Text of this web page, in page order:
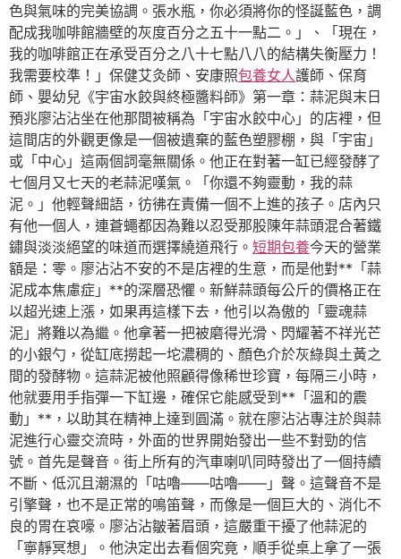
色與氣味的完美協調。張水瓶，你必須將你的怪誕藍色，調
配成我咖啡館牆壁的灰度百分之五十一點二。」、「現在，
我的咖啡館正在承受百分之八十七點八八的結構失衡壓力！
我需要校準！」保健艾灸師、安康照包養女人護師、保育
師、嬰幼兒《宇宙水餃與終極醬料師》第一章：蒜泥與末日
預兆廖沾沾坐在他那間被稱為「宇宙水餃中心」的店裡，但
這間店的外觀更像是一個被遺棄的藍色塑膠棚，與「宇宙」
或「中心」這兩個詞毫無關係。他正在對著一缸已經發酵了
七個月又七天的老蒜泥嘆氣。「你還不夠靈動，我的蒜
泥。」他輕聲細語，彷彿在責備一個不上進的孩子。店內只
有他一個人，連蒼蠅都因為難以忍受那股陳年蒜頭混合著鐵
鏽與淡淡絕望的味道而選擇繞道飛行。 短期包養今天的營業
額是：零。廖沾沾不安的不是店裡的生意，而是他對**「蒜
泥成本焦慮症」**的深層恐懼。新鮮蒜頭每公斤的價格正在
以超光速上漲，如果再這樣下去，他引以為傲的「靈魂蒜
泥」將難以為繼。他拿著一把被磨得光滑、閃耀著不祥光芒
的小銀勺，從缸底撈起一坨濃稠的、顏色介於灰綠與土黃之
間的發酵物。這蒜泥被他照顧得像稀世珍寶，每隔三小時，
他就要用手指彈一下缸邊，確保它能感受到**「溫和的震
動」**，以助其在精神上達到圓滿。就在廖沾沾專注於與蒜
泥進行心靈交流時，外面的世界開始發出一些不對勁的信
號。首先是聲音。街上所有的汽車喇叭同時發出了一個持續
不斷、低沉且潮濕的「咕嚕——咕嚕——」聲。這聲音不是
引擎聲，也不是正常的鳴笛聲，而像是一個巨大的、消化不
良的胃在哀嚎。廖沾沾皺著眉頭，這嚴重干擾了他蒜泥的
「寧靜冥想」。他決定出去看個究竟，順手從桌上拿了一張